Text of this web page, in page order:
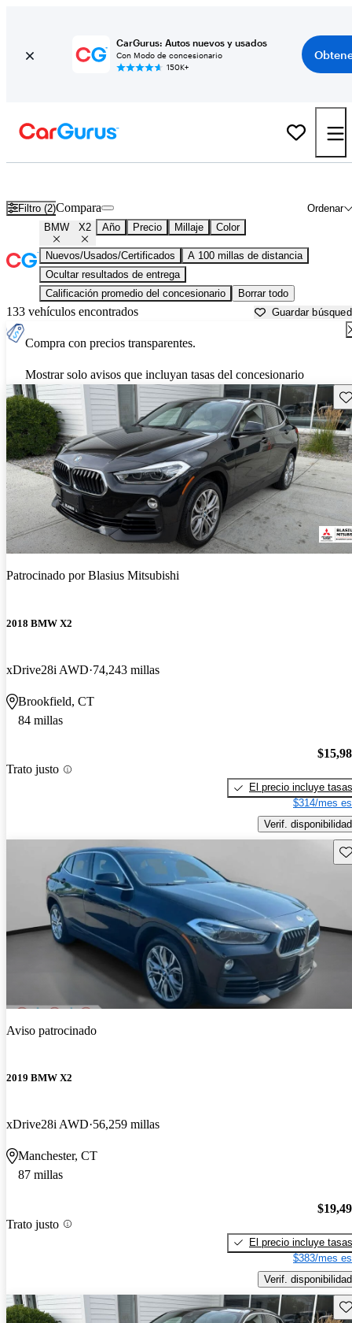
CarGurus: Autos nuevos y usados
Con Modo de concesionario
150K+
Filtro (2) Ordenar
Compara
BMW X2 Año Precio Millaje Color
Nuevos/Usados/Certificados
A 100 millas de distancia
Ocultar resultados de entrega
Calificación promedio del concesionario
Borrar todo
133 vehículos encontrados Guardar
Compra con precios transparentes.
Mostrar solo avisos que incluyan tasas del concesionario
Patrocinado porBlasius Mitsubishi
2018 BMW X2
xDrive28i AWD 74,243 millas
Brookfield, CT
84 millas
Trato justo
El precio incluye tasas
$314/mes
Verif. disponibilidad
Aviso patrocinado
2019 BMW X2
xDrive28i AWD 56,259 millas
Manchester, CT
87 millas
Trato justo
El precio incluye tasas
$383/mes
Verif. disponibilidad